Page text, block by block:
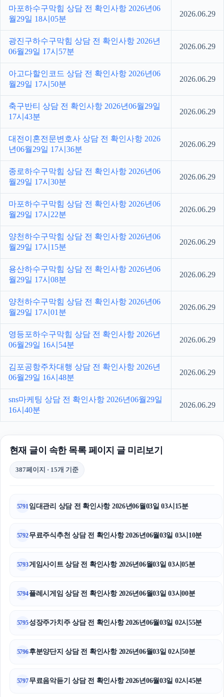
마포하수구막힘 상담 전 확인사항 2026년06
월29일 18시05분
2026.06.29
광진구하수구막힘 상담 전 확인사항 2026년
06월29일 17시57분
2026.06.29
아고다할인코드 상담 전 확인사항 2026년06
월29일 17시50분
2026.06.29
축구반티 상담 전 확인사항 2026년06월29일
17시43분
2026.06.29
대전이혼전문변호사 상담 전 확인사항 2026
년06월29일 17시36분
2026.06.29
종로하수구막힘 상담 전 확인사항 2026년06
월29일 17시30분
2026.06.29
마포하수구막힘 상담 전 확인사항 2026년06
월29일 17시22분
2026.06.29
양천하수구막힘 상담 전 확인사항 2026년06
월29일 17시15분
2026.06.29
용산하수구막힘 상담 전 확인사항 2026년06
월29일 17시08분
2026.06.29
양천하수구막힘 상담 전 확인사항 2026년06
월29일 17시01분
2026.06.29
영등포하수구막힘 상담 전 확인사항 2026년
06월29일 16시54분
2026.06.29
김포공항주차대행 상담 전 확인사항 2026년
06월29일 16시48분
2026.06.29
sns마케팅 상담 전 확인사항 2026년06월29일
16시40분
2026.06.29
현재 글이 속한 목록 페이지 글 미리보기
387페이지 · 15개 기준
5791 임대관리 상담 전 확인사항 2026년06월03일 03시15분
5792무료주식추천 상담 전 확인사항 2026년06월03일 03시10분
5793게임사이트 상담 전 확인사항 2026년06월03일 03시05분
5794플레시게임 상담 전 확인사항 2026년06월03일 03시00분
5795성장주가치주 상담 전 확인사항 2026년06월03일 02시55분
5796후분양단지 상담 전 확인사항 2026년06월03일 02시50분
5797무료음악듣기 상담 전 확인사항 2026년06월03일 02시45분